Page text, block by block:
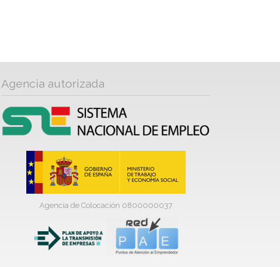
Agencia autorizada
Agencia de Colocación 0800000037